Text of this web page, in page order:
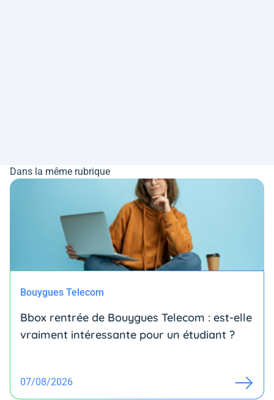
Dans la même rubrique
Bouygues Telecom
Bbox rentrée de Bouygues Telecom : est-elle
vraiment intéressante pour un étudiant ?
07/08/2026